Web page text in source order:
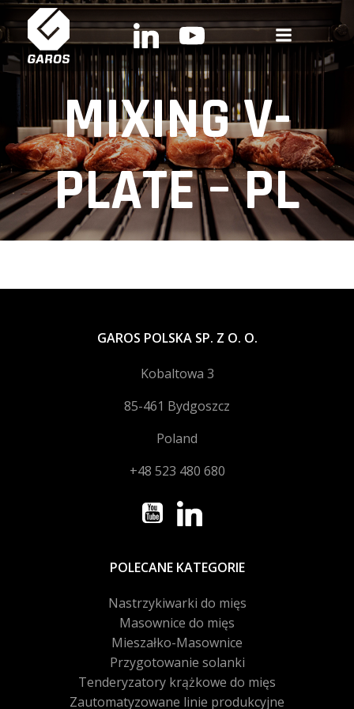
Skip
to
content
MIXING V-
PLATE – PL
GAROS POLSKA SP. Z O. O.
Kobaltowa 3
85-461 Bydgoszcz
Poland
+48 523 480 680
POLECANE KATEGORIE
Nastrzykiwarki do mięs
Masownice do mięs
Mieszałko-Masownice
Przygotowanie solanki
Tenderyzatory krążkowe do mięs
Zautomatyzowane linie produkcyjne